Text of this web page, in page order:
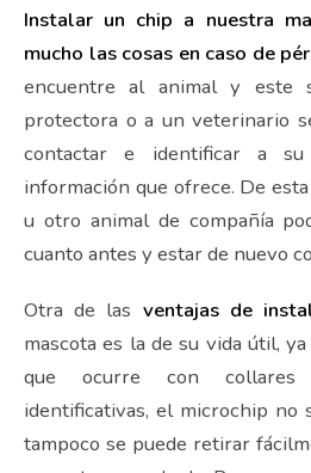
Instalar un chip a nuestra
mucho las cosas en caso de
encuentre al animal y este
protectora o a un veterinario
contactar e identificar a
información que ofrece. De
u otro animal de compañía
cuanto antes y estar de nuevo
Otra de las ventajas de
mascota es la de su vida útil,
que ocurre con
identificativas, el microchip no
tampoco se puede retirar